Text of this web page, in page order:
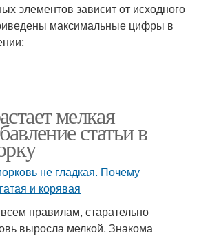
элементов зависит от исходного
максимальные цифры в
мелкая
статьи в
правилам, старательно
выросла мелкой. Знакома